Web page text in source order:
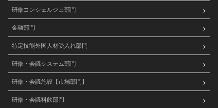
研修コンシェルジュ部門
金融部門
特定技能外国人材受入れ部門
研修・会議システム部門
研修・会議施設【市場部門】
研修・会議料飲部門